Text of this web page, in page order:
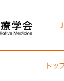
トッ